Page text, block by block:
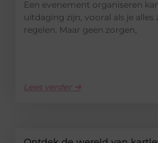
Een evenement organiseren
uitdaging zijn, vooral als je alles
regelen. Maar geen zorgen,
Lees verder ➜